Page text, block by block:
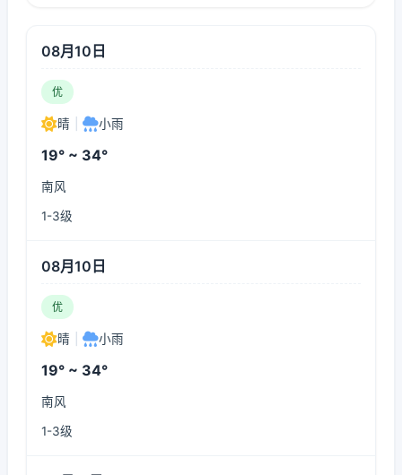
08月10日
优
晴 小雨
19° ~ 34°
南风
1-3级
08月10日
优
晴 小雨
19° ~ 34°
南风
1-3级